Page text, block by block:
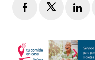
FacebookTwitter